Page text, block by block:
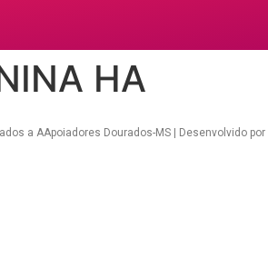
HA
a AApoiadores Dourados-MS | Desenvolvido por